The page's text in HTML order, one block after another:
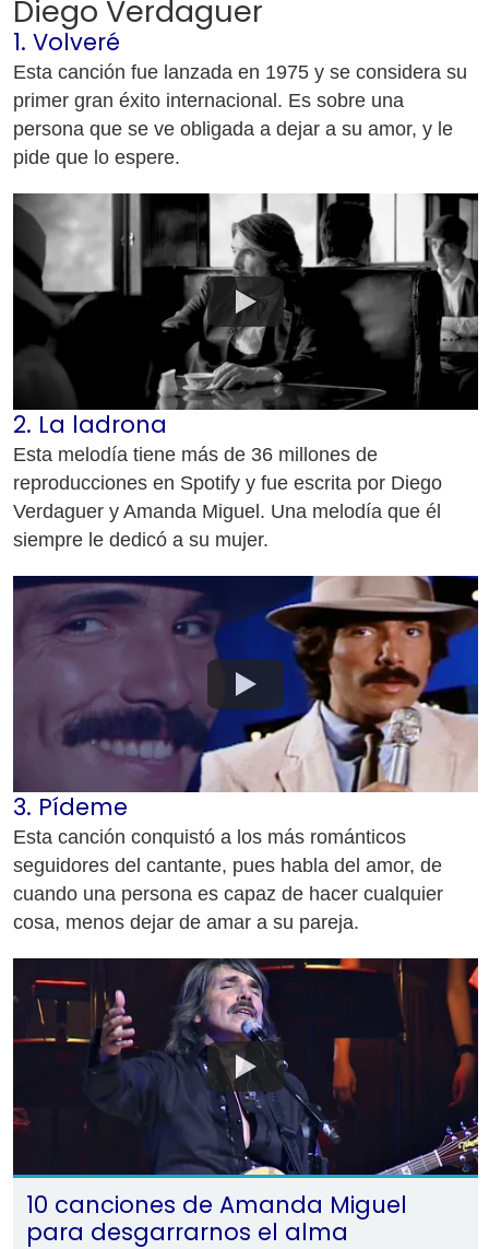
Diego Verdaguer
1. Volveré
Esta canción fue lanzada en 1975 y se considera su
primer gran éxito internacional. Es sobre una
persona que se ve obligada a dejar a su amor, y le
pide que lo espere.
2. La ladrona
Esta melodía tiene más de 36 millones de
reproducciones en Spotify y fue escrita por Diego
Verdaguer y Amanda Miguel. Una melodía que él
siempre le dedicó a su mujer.
3. Pídeme
Esta canción conquistó a los más románticos
seguidores del cantante, pues habla del amor, de
cuando una persona es capaz de hacer cualquier
cosa, menos dejar de amar a su pareja.
10 canciones de Amanda Miguel
para desgarrarnos el alma